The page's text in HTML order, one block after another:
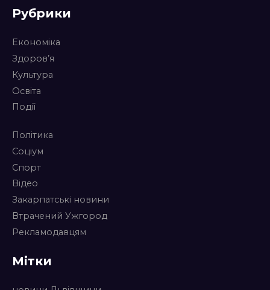
Рубрики
Економіка
Здоров’я
Культура
Освіта
Події
Політика
Соціум
Спорт
Відео
Закарпатські новини
Втрачений Ужгород
Рекламодавцям
Мітки